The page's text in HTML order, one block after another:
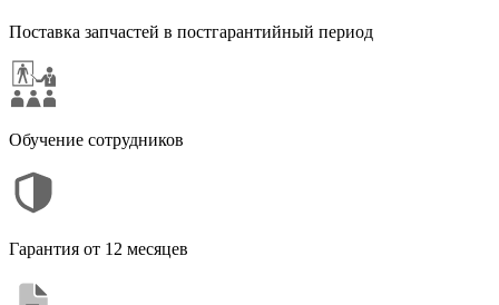
Поставка запчастей в постгарантийный период
Обучение сотрудников
Гарантия от 12 месяцев